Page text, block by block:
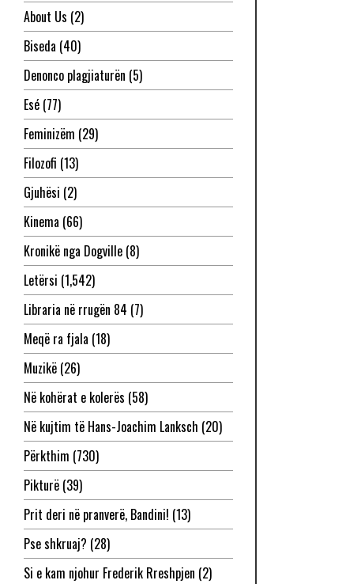
About Us (2)
Biseda (40)
Denonco plagjiaturën (5)
Esé(77)
Feminizëm (29)
Filozofi (13)
Gjuhësi (2)
Kinema (66)
Kronikë nga Dogville(8)
Letërsi (1,542)
Libraria në rrugën 84 (7)
Meqë ra fjala (18)
Muzikë(26)
Në kohërat e kolerës (58)
Në kujtim të Hans-Joachim Lanksch (20)
Përkthim (730)
Pikturë(39)
Prit deri në pranverë, Bandini! (13)
Pse shkruaj? (28)
Si e kam njohur Frederik Rreshpjen (2)